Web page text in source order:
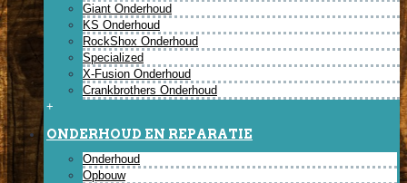
Giant Onderhoud
KS Onderhoud
RockShox Onderhoud
Specialized
X-Fusion Onderhoud
Crankbrothers Onderhoud
+
ONDERHOUD EN REPARATIE
Onderhoud
Opbouw